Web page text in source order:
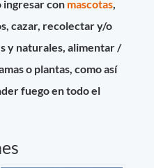
con mascotas
cazar, recolectar y/o
y naturales, alimentar /
o plantas, como así
fuego en todo el